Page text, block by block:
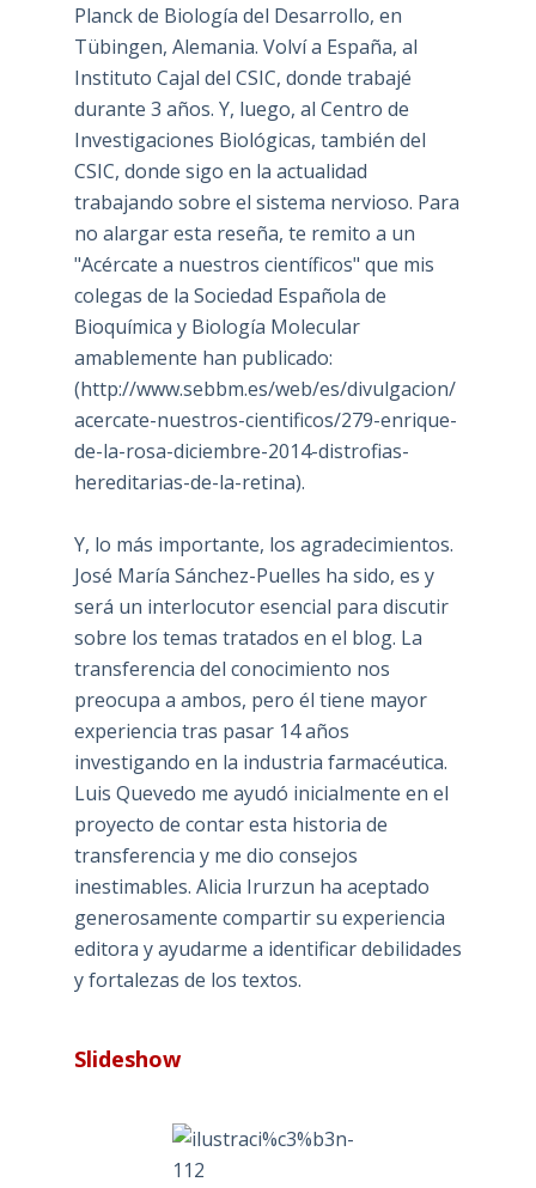
Planck de Biología del Desarrollo, en
Tübingen, Alemania. Volví a España, al
Instituto Cajal del CSIC, donde trabajé
durante 3 años. Y, luego, al Centro de
Investigaciones Biológicas, también del
CSIC, donde sigo en la actualidad
trabajando sobre el sistema nervioso. Para
no alargar esta reseña, te remito a un
"Acércate a nuestros científicos" que mis
colegas de la Sociedad Española de
Bioquímica y Biología Molecular
amablemente han publicado:
(http://www.sebbm.es/web/es/divulgacion/
acercate-nuestros-cientificos/279-enrique-
de-la-rosa-diciembre-2014-distrofias-
hereditarias-de-la-retina).
Y, lo más importante, los agradecimientos.
José María Sánchez-Puelles ha sido, es y
será un interlocutor esencial para discutir
sobre los temas tratados en el blog. La
transferencia del conocimiento nos
preocupa a ambos, pero él tiene mayor
experiencia tras pasar 14 años
investigando en la industria farmacéutica.
Luis Quevedo me ayudó inicialmente en el
proyecto de contar esta historia de
transferencia y me dio consejos
inestimables. Alicia Irurzun ha aceptado
generosamente compartir su experiencia
editora y ayudarme a identificar debilidades
y fortalezas de los textos.
Slideshow